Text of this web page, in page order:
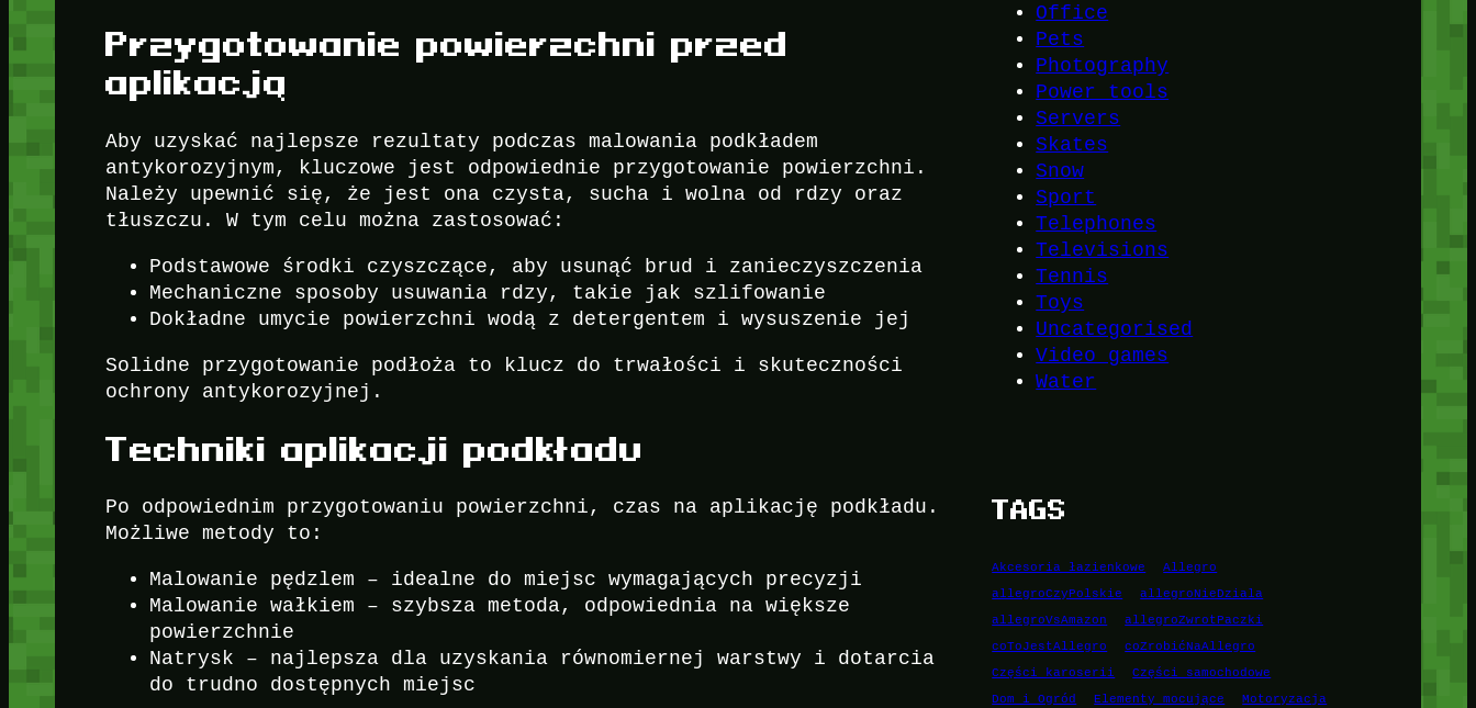
Przygotowanie powierzchni przed
aplikacją
Aby uzyskać najlepsze rezultaty podczas malowania podkładem
antykorozyjnym, kluczowe jest odpowiednie przygotowanie powierzchni.
Należy upewnić się, że jest ona czysta, sucha i wolna od rdzy oraz
tłuszczu. W tym celu można zastosować:
Podstawowe środki czyszczące, aby usunąć brud i zanieczyszczenia
Mechaniczne sposoby usuwania rdzy, takie jak szlifowanie
Dokładne umycie powierzchni wodą z detergentem i wysuszenie jej
Solidne przygotowanie podłoża to klucz do trwałości i skuteczności
ochrony antykorozyjnej.
Techniki aplikacji podkładu
Po odpowiednim przygotowaniu powierzchni, czas na aplikację podkładu.
Możliwe metody to:
Malowanie pędzlem – idealne do miejsc wymagających precyzji
Malowanie wałkiem – szybsza metoda, odpowiednia na większe
powierzchnie
Natrysk – najlepsza dla uzyskania równomiernej warstwy i dotarcia
do trudno dostępnych miejsc
Office
Pets
Photography
Power tools
Servers
Skates
Snow
Sport
Telephones
Televisions
Tennis
Toys
Uncategorised
Video games
Water
TAGS
Akcesoria łazienkowe
Allegro
allegroCzyPolskie
allegroNieDziala
allegroVsAmazon
allegroZwrotPaczki
coToJestAllegro
coZrobićNaAllegro
Części karoserii
Części samochodowe
Dom i Ogród
Elementy mocujące
Motoryzacja